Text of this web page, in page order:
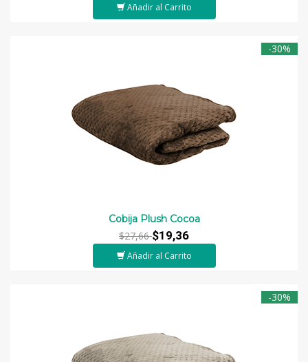
Añadir al Carrito
-30%
Cobija Plush Cocoa
$27,66$19,36
Añadir al Carrito
-30%